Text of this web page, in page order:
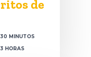
de
30 MINUTOS
3 HORAS